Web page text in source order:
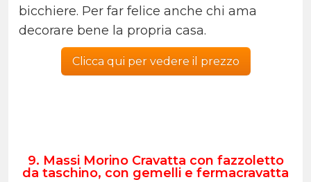
bicchiere. Per far felice anche chi ama
decorare bene la propria casa.
Clicca qui per vedere il prezzo
9. Massi Morino Cravatta con fazzoletto
da taschino, con gemelli e fermacravatta